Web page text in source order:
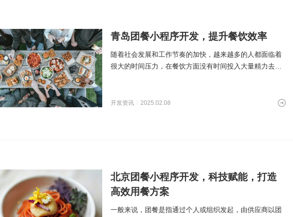
青岛团餐小程序开发，提升餐饮效率
随着社会发展和工作节奏的加快，越来越多的人都面临着
很大的时间压力，在餐饮方面没有时间投入大量精力去
开发资讯 2025.02.08
北京团餐小程序开发，科技赋能，打造
高效用餐方案
一般来说，团餐是指通过个人或组织发起，由供应商以团